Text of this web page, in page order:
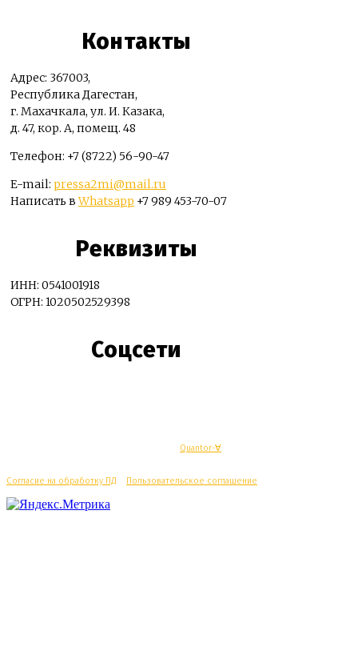
Контакты
Адрес: 367003,
Республика Дагестан,
г. Махачкала, ул. И. Казака,
д. 47, кор. А, помещ. 48
Телефон: +7 (8722) 56-90-47
E-mail: pressa2mi@mail.ru
Написать вWhatsapp +7 989 453-70-07
Реквизиты
ИНН: 0541001918
ОГРН: 1020502529398
Соцсети
Quantor-∀
Согласие на обработку ПД Пользовательское соглашение